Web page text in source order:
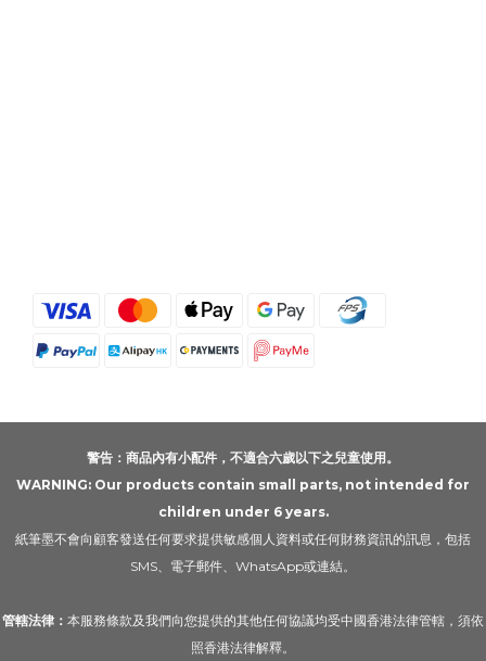
警告：商品內有小配件，不適合六歲以下之兒童使用。
WARNING: Our products contain small parts, not intended for
children under 6 years.
紙筆墨不會向顧客發送任何要求提供敏感個人資料或任何財務資訊的訊息，包括
SMS、電子郵件、WhatsApp或連結。
管轄法律： 本服務條款及我們向您提供的其他任何協議均受中國香港法律管轄，須依
照香港法律解釋。